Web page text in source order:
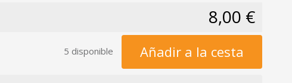
8,00 €
5 disponible Añadir a la cesta